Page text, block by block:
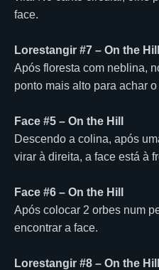
face.
Lorestangir #7 – On the Hill
Após floresta com neblina,
ponto mais alto para achar o
Face #5 – On the Hill
Descendo a colina, após
virar à direita, a face está à
Face #6 – On the Hill
Após colocar 2 orbes num
encontrar a face.
Lorestangir #8 – On the Hill